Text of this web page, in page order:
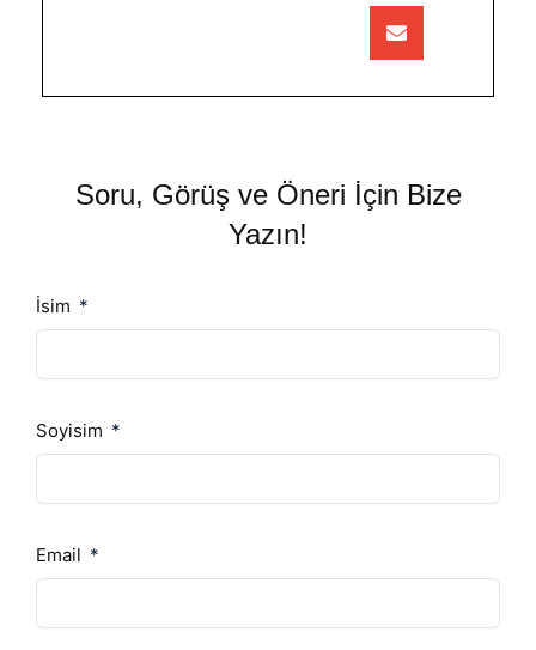
Soru, Görüş ve Öneri İçin Bize
Yazın!
İsim
Soyisim
Email